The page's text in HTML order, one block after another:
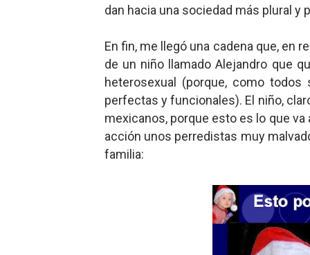
dan hacia una sociedad más plural
En fin, me llegó una cadena que, en
de un niño llamado Alejandro que
heterosexual (porque, como
perfectas y funcionales). El niño,
mexicanos, porque esto es lo que
acción unos perredistas muy
familia: